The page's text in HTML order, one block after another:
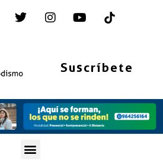
Suscríbete